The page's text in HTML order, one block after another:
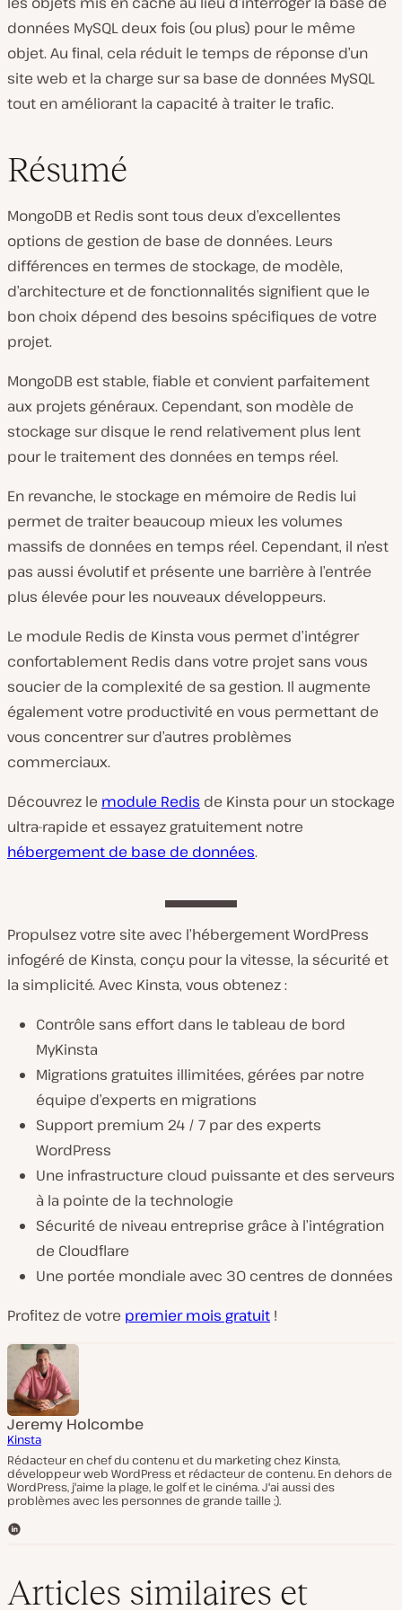
données MySQL deux fois (ou plus) pour le même
objet. Au final, cela réduit le temps de réponse d’un
site web et la charge sur sa base de données MySQL
tout en améliorant la capacité à traiter le trafic.
Résumé
MongoDB et Redis sont tous deux d’excellentes
options de gestion de base de données. Leurs
différences en termes de stockage, de modèle,
d’architecture et de fonctionnalités signifient que le
bon choix dépend des besoins spécifiques de votre
projet.
MongoDB est stable, fiable et convient parfaitement
aux projets généraux. Cependant, son modèle de
stockage sur disque le rend relativement plus lent
pour le traitement des données en temps réel.
En revanche, le stockage en mémoire de Redis lui
permet de traiter beaucoup mieux les volumes
massifs de données en temps réel. Cependant, il n’est
pas aussi évolutif et présente une barrière à l’entrée
plus élevée pour les nouveaux développeurs.
Le module Redis de Kinsta vous permet d’intégrer
confortablement Redis dans votre projet sans vous
soucier de la complexité de sa gestion. Il augmente
également votre productivité en vous permettant de
vous concentrer sur d’autres problèmes
commerciaux.
Découvrez le module Redis de Kinsta pour un stockage
ultra-rapide et essayez gratuitement notre
hébergement de base de données.
Propulsez votre site avec l’hébergement WordPress
infogéré de Kinsta, conçu pour la vitesse, la sécurité et
la simplicité. Avec Kinsta, vous obtenez :
Contrôle sans effort dans le tableau de bord
MyKinsta
Migrations gratuites illimitées, gérées par notre
équipe d’experts en migrations
Support premium 24 / 7 par des experts
WordPress
Une infrastructure cloud puissante et des serveurs
à la pointe de la technologie
Sécurité de niveau entreprise grâce à l’intégration
de Cloudflare
Une portée mondiale avec 30 centres de données
Profitez de votre premier mois gratuit !
Jeremy Holcombe
Kinsta
Rédacteur en chef du contenu et du marketing chez Kinsta,
développeur web WordPress et rédacteur de contenu. En dehors de
WordPress, j'aime la plage, le golf et le cinéma. J'ai aussi des
problèmes avec les personnes de grande taille ;).
L
e
Articles similaires et